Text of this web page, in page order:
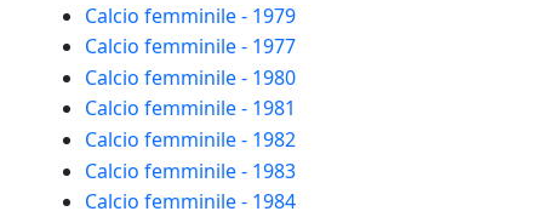
Calcio femminile - 1979
Calcio femminile - 1977
Calcio femminile - 1980
Calcio femminile - 1981
Calcio femminile - 1982
Calcio femminile - 1983
Calcio femminile - 1984